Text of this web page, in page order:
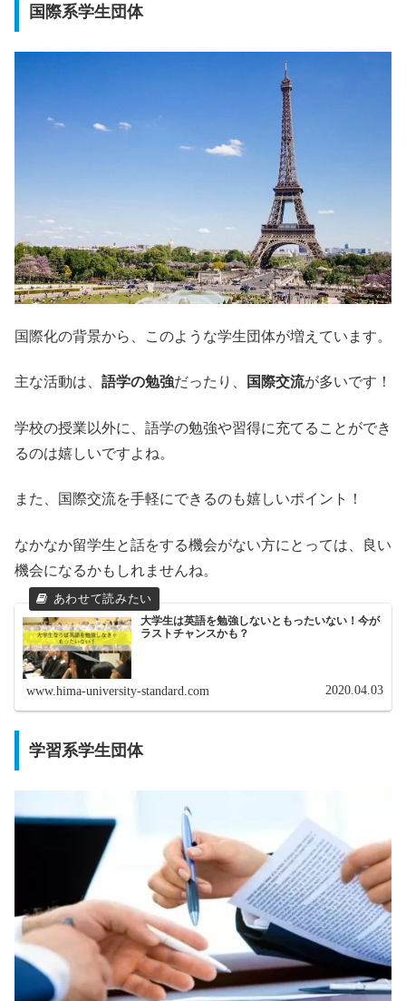
国際系学生団体
国際化の背景から、このような学生団体が増えています。
主な活動は、 語学の勉強だったり、 国際交流が多いです！
学校の授業以外に、語学の勉強や習得に充てることができ
るのは嬉しいですよね。
また、国際交流を手軽にできるのも嬉しいポイント！
なかなか留学生と話をする機会がない方にとっては、良い
機会になるかもしれませんね。
大学生は英語を勉強しないともったいない！今が
ラストチャンスかも？
www.hima-university-standard.com 2020.04.03
学習系学生団体